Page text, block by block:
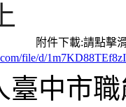
附件下載:請點擊
臺中市